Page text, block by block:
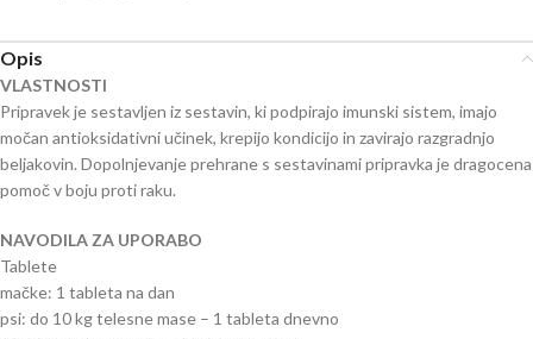
Opis
VLASTNOSTI
Pripravek je sestavljen iz sestavin, ki podpirajo imunski sistem, imajo
močan antioksidativni učinek, krepijo kondicijo in zavirajo razgradnjo
beljakovin. Dopolnjevanje prehrane s sestavinami pripravka je dragocena
pomoč v boju proti raku.
NAVODILA ZA UPORABO
Tablete
mačke: 1 tableta na dan
psi: do 10 kg telesne mase – 1 tableta dnevno